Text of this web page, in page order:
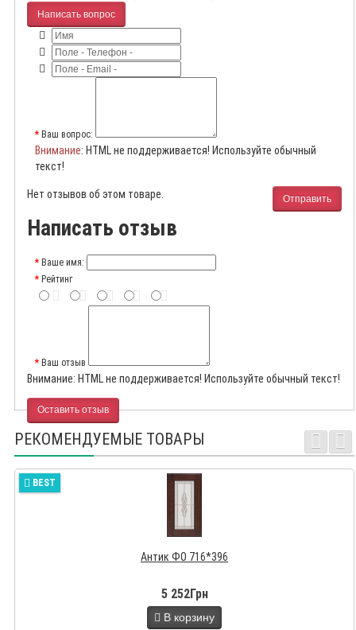
Написать вопрос
Ваш вопрос:
Внимание: HTML не поддерживается! Используйте обычный
текст!
Отправить
Нет отзывов об этом товаре.
Написать отзыв
Ваше имя:
Рейтинг
Ваш отзыв
Внимание: HTML не поддерживается! Используйте обычный текст!
Оставить отзыв
РЕКОМЕНДУЕМЫЕ ТОВАРЫ
BEST
Антик ФO 716*396
5 252Грн
В корзину